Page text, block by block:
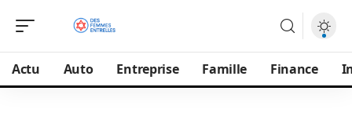
Actu Auto Entreprise Famille Finance